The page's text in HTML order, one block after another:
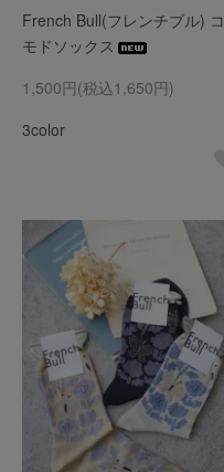
French Bull(フレンチブル) コ
モドソックス
1,500円(税込1,650円)
3color